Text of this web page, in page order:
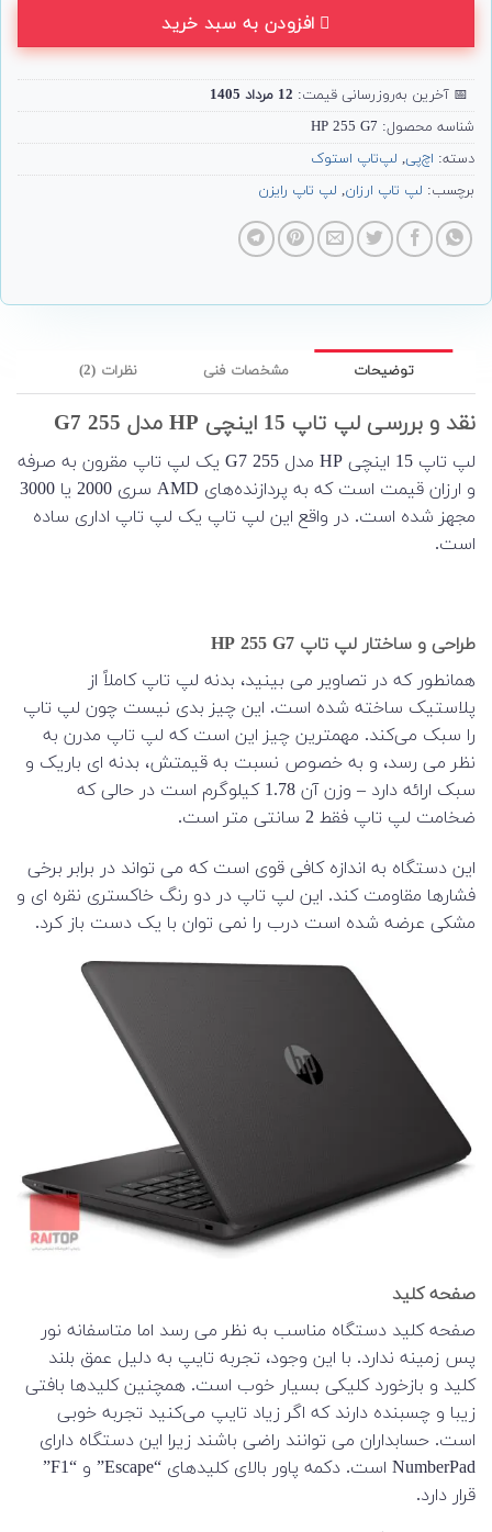
افزودن به سبد خرید
📅 آخرین به‌روزرسانی قیمت: 12 مرداد 1405
شناسه محصول: HP 255 G7
دسته: اچ‌پی, لپ‌تاپ استوک
برچسب: لپ تاپ ارزان, لپ تاپ رایزن
توضیحات مشخصات فنی نظرات (2)
نقد و بررسی لپ تاپ 15 اینچی HP مدل 255 G7
لپ تاپ 15 اینچی HP مدل 255 G7 یک لپ تاپ مقرون به صرفه
و ارزان قیمت است که به پردازنده‌های AMD سری 2000 یا 3000
مجهز شده است. در واقع این لپ تاپ یک لپ تاپ اداری ساده
است.
طراحی و ساختار لپ تاپ HP 255 G7
همانطور که در تصاویر می بینید، بدنه لپ تاپ کاملاً از
پلاستیک ساخته شده است. این چیز بدی نیست چون لپ تاپ
را سبک می‌کند. مهمترین چیز این است که لپ تاپ مدرن به
نظر می رسد، و به خصوص نسبت به قیمتش، بدنه ای باریک و
سبک ارائه دارد – وزن آن 1.78 کیلوگرم است در حالی که
ضخامت لپ تاپ فقط 2 سانتی متر است.
این دستگاه به اندازه کافی قوی است که می تواند در برابر برخی
فشارها مقاومت کند. این لپ تاپ در دو رنگ خاکستری نقره ای و
مشکی عرضه شده است درب را نمی توان با یک دست باز کرد.
صفحه کلید
صفحه کلید دستگاه مناسب به نظر می رسد اما متاسفانه نور
پس زمینه ندارد. با این وجود، تجربه تایپ به دلیل عمق بلند
کلید و بازخورد کلیکی بسیار خوب است. همچنین کلیدها بافتی
زیبا و چسبنده دارند که اگر زیاد تایپ می‌کنید تجربه خوبی
است. حسابداران می توانند راضی باشند زیرا این دستگاه دارای
NumberPad است. دکمه پاور بالای کلیدهای “Escape” و “F1”
قرار دارد.